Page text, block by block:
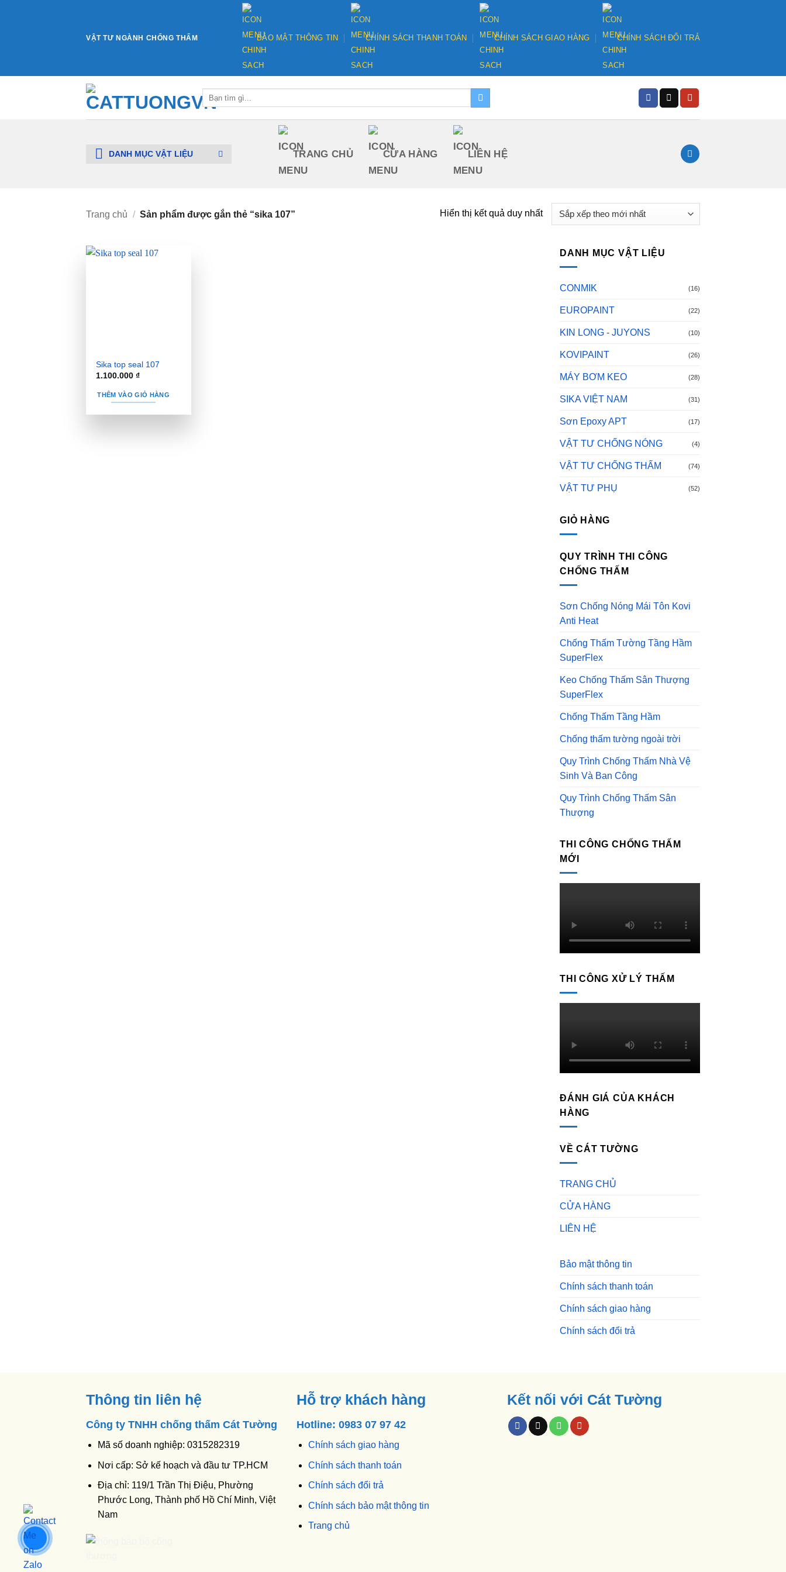
VẬT TƯ NGÀNH CHỐNG THẤM BẢO MẬT THÔNG TIN CHÍNH SÁCH THANH TOÁN CHÍNH SÁCH GIAO HÀNG CHÍNH SÁCH ĐỔI TRẢ
kiếm:
DANH MỤC VẬT LIỆU TRANG CHỦ CỬA HÀNG LIÊN HỆ
Trang chủ / Sản phẩm được gắn thẻ “sika 107” Hiển thị kết quả duy nhất
Sika top seal 107
1.100.000 ₫
THÊM VÀO GIỎ HÀNG
DANH MỤC VẬT LIỆU
CONMIK (16)
EUROPAINT (22)
KIN LONG - JUYONS (10)
KOVIPAINT (26)
MÁY BƠM KEO (28)
SIKA VIỆT NAM (31)
Sơn Epoxy APT (17)
VẬT TƯ CHỐNG NÓNG (4)
VẬT TƯ CHỐNG THẤM (74)
VẬT TƯ PHỤ (52)
GIỎ HÀNG
QUY TRÌNH THI CÔNG
CHỐNG THẤM
Sơn Chống Nóng Mái Tôn Kovi
Anti Heat
Chống Thấm Tường Tầng Hầm
SuperFlex
Keo Chống Thấm Sân Thượng
SuperFlex
Chống Thấm Tầng Hầm
Chống thấm tường ngoài trời
Quy Trình Chống Thấm Nhà Vệ
Sinh Và Ban Công
Quy Trình Chống Thấm Sân
Thượng
THI CÔNG CHỐNG THẤM
MỚI
THI CÔNG XỬ LÝ THẤM
ĐÁNH GIÁ CỦA KHÁCH
HÀNG
VỀ CÁT TƯỜNG
TRANG CHỦ
CỬA HÀNG
LIÊN HỆ
Bảo mật thông tin
Chính sách thanh toán
Chính sách giao hàng
Chính sách đổi trả
Thông tin liên hệ
Công ty TNHH chống thấm Cát Tường
Mã số doanh nghiệp: 0315282319
Nơi cấp: Sở kế hoạch và đầu tư TP.HCM
Địa chỉ: 119/1 Trần Thị Điệu, Phường
Phước Long, Thành phố Hồ Chí Minh, Việt
Nam
Hỗ trợ khách hàng
Hotline: 0983 07 97 42
Chính sách giao hàng
Chính sách thanh toán
Chính sách đổi trả
Chính sách bảo mật thông tin
Trang chủ
Kết nối với Cát Tường